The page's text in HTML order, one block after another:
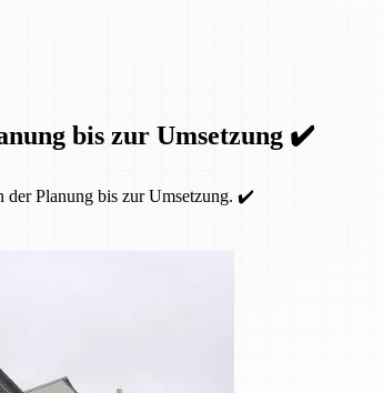
bis zur Umsetzung ✔️
der Planung bis zur Umsetzung. ✔️